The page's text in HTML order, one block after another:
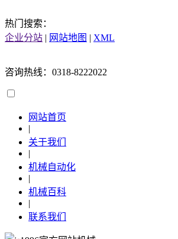
热门搜索：
企业分站 | 网站地图 | XML
咨询热线：0318-8222022
网站首页
|
关于我们
|
机械自动化
|
机械百科
|
联系我们